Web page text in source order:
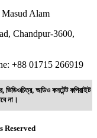
Alam
Chandpur-3600,
+88 01715 266919
অডিও কনটেন্ট কপিরাইট
না।
Reserved